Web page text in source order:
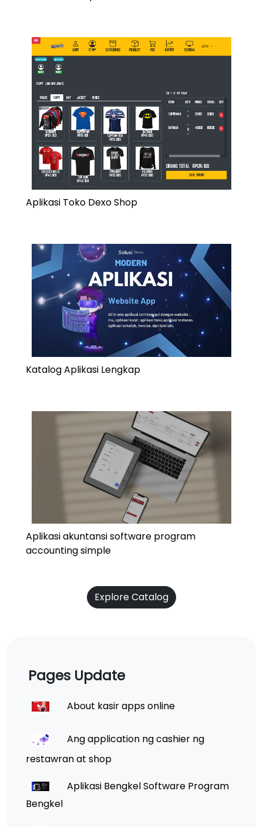
Aplikasi Toko Dexo Shop
Katalog Aplikasi Lengkap
Aplikasi akuntansi software program
accounting simple
Explore Catalog
Pages Update
About kasir apps online
Ang application ng cashier ng
restawran at shop
Aplikasi Bengkel Software Program
Bengkel